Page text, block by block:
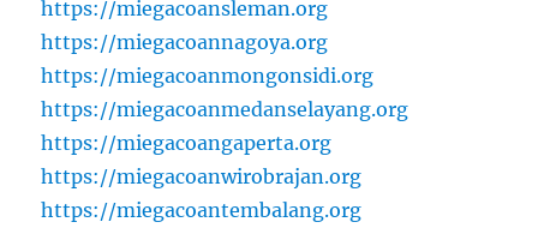
https://miegacoansleman.org
https://miegacoannagoya.org
https://miegacoanmongonsidi.org
https://miegacoanmedanselayang.org
https://miegacoangaperta.org
https://miegacoanwirobrajan.org
https://miegacoantembalang.org